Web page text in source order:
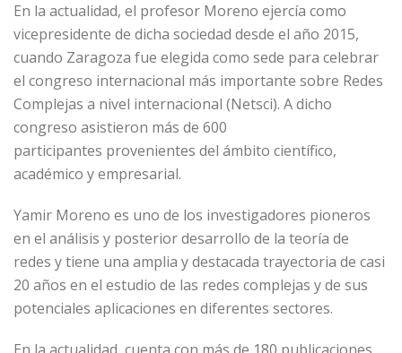
En la actualidad, el profesor Moreno ejercía como
vicepresidente de dicha sociedad desde el año 2015,
cuando Zaragoza fue elegida como sede para celebrar
el congreso internacional más importante sobre Redes
Complejas a nivel internacional (Netsci). A dicho
congreso asistieron más de 600
participantes provenientes del ámbito científico,
académico y empresarial.
Yamir Moreno es uno de los investigadores pioneros
en el análisis y posterior desarrollo de la teoría de
redes y tiene una amplia y destacada trayectoria de casi
20 años en el estudio de las redes complejas y de sus
potenciales aplicaciones en diferentes sectores.